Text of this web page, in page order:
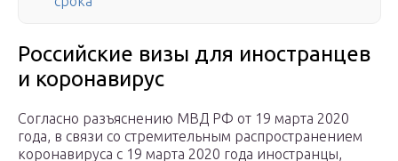
Российские визы для иностранцев
и коронавирус
Согласно разъяснению МВД РФ от 19 марта 2020
года, в связи со стремительным распространением
коронавируса с 19 марта 2020 года иностранцы,